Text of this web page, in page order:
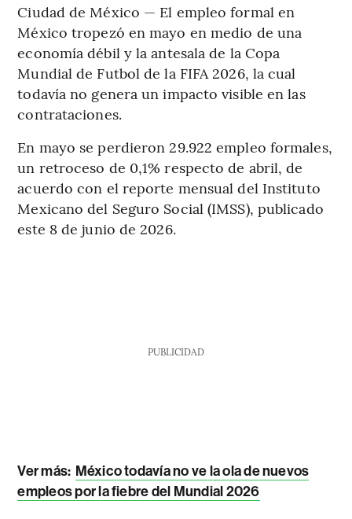
Ciudad de México — El empleo formal en
México tropezó en mayo en medio de una
economía débil y la antesala de la Copa
Mundial de Futbol de la FIFA 2026, la cual
todavía no genera un impacto visible en las
contrataciones.
En mayo se perdieron 29.922 empleo formales,
un retroceso de 0,1% respecto de abril, de
acuerdo con el reporte mensual del Instituto
Mexicano del Seguro Social (IMSS), publicado
este 8 de junio de 2026.
PUBLICIDAD
Ver más: México todavía no ve la ola de nuevos
empleos por la fiebre del Mundial 2026